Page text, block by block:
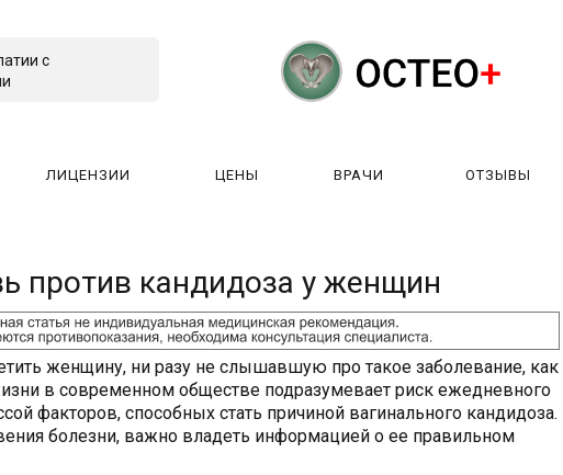
с
ЛИЦЕНЗИИ ЦЕНЫ ВРАЧИ ОТЗЫВЫ
против кандидоза у женщин
женщину, ни разу не слышавшую про такое заболевание, как
в современном обществе подразумевает риск ежедневного
факторов, способных стать причиной вагинального кандидоза.
болезни, важно владеть информацией о ее правильном